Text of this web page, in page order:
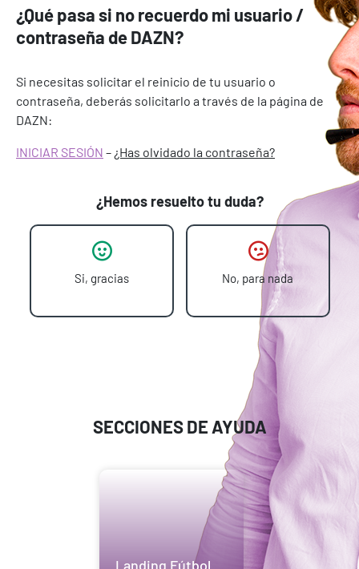
¿Qué pasa si no recuerdo mi usuario /
contraseña de DAZN?
Si necesitas solicitar el reinicio de tu usuario o
contraseña, deberás solicitarlo a través de la página de
DAZN:
INICIAR SESIÓN – ¿Has olvidado la contraseña?
¿Hemos resuelto tu duda?
Si, gracias No, para nada
SECCIONES DE AYUDA
Landing Fútbol